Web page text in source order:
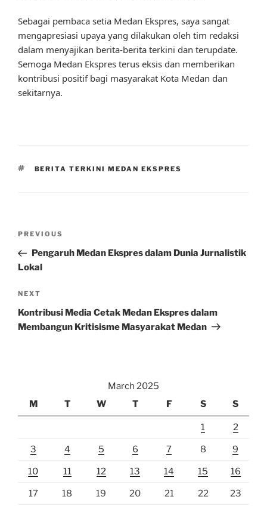
Sebagai pembaca setia Medan Ekspres, saya sangat
mengapresiasi upaya yang dilakukan oleh tim redaksi
dalam menyajikan berita-berita terkini dan terupdate.
Semoga Medan Ekspres terus eksis dan memberikan
kontribusi positif bagi masyarakat Kota Medan dan
sekitarnya.
TAGS
BERITA TERKINI MEDAN EKSPRES
Previous
Post
PREVIOUS
Pengaruh Medan Ekspres dalam Dunia Jurnalistik
Lokal
Next
Post
NEXT
Kontribusi Media Cetak Medan Ekspres dalam
Membangun Kritisisme Masyarakat Medan
March 2025
M
T W T F S S
1 2
3 4 5 6 7 8 9
10 11 12 13 14 15 16
17 18 19 20 21 22 23